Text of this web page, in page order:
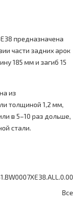
предназначена
части задних арок
185 мм и загиб 15
из
толщиной 1,2 мм,
в 5–10 раз дольше,
стали.
Все